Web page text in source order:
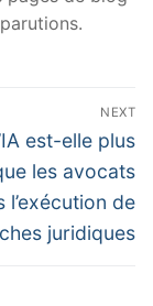
NEXT
est-elle plus
les avocats
l’exécution de
juridiques